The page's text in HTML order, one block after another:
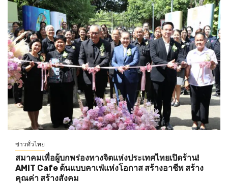
ข่าวทั่วไทย
สมาคมเพื่อผู้บกพร่องทางจิตแห่งประเทศไทยเปิดร้าน!
AMIT Cafe ต้นแบบคาเฟ่แห่งโอกาส สร้างอาชีพ สร้าง
คุณค่า สร้างสังคม